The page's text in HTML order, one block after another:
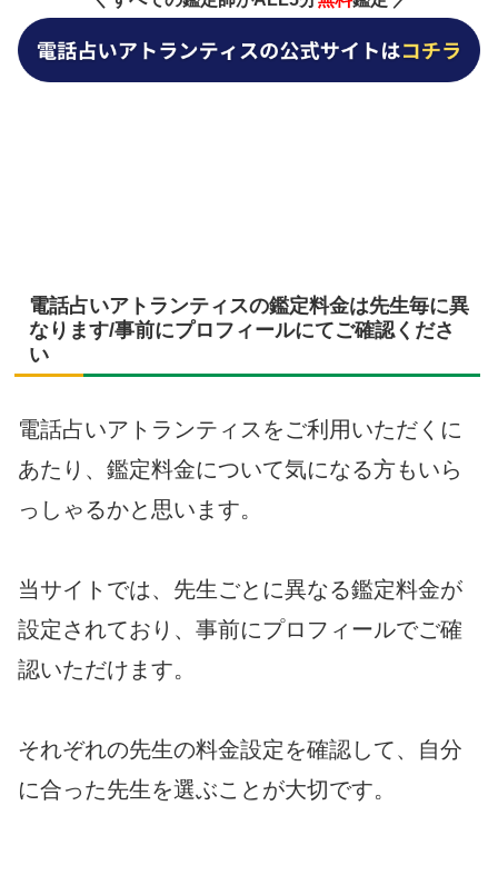
電話占いアトランティスの鑑定料金は先生毎に異
なります/事前にプロフィールにてご確認くださ
い
電話占いアトランティスをご利用いただくに
あたり、鑑定料金について気になる方もいら
っしゃるかと思います。
当サイトでは、先生ごとに異なる鑑定料金が
設定されており、事前にプロフィールでご確
認いただけます。
それぞれの先生の料金設定を確認して、自分
に合った先生を選ぶことが大切です。